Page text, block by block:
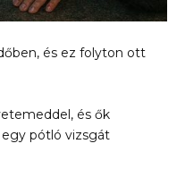
és ez folyton ott
és ők
pótló vizsgát